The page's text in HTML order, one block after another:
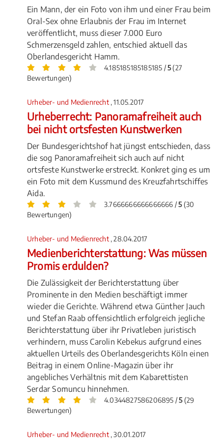
Ein Mann, der ein Foto von ihm und einer Frau beim
Oral-Sex ohne Erlaubnis der Frau im Internet
veröffentlicht, muss dieser 7.000 Euro
Schmerzensgeld zahlen, entschied aktuell das
Oberlandesgericht Hamm.
4.185185185185185 /5(27
Bewertungen)
Urheber- und Medienrecht , 11.05.2017
Urheberrecht: Panoramafreiheit auch
bei nicht ortsfesten Kunstwerken
Der Bundesgerichtshof hat jüngst entschieden, dass
die sog Panoramafreiheit sich auch auf nicht
ortsfeste Kunstwerke erstreckt. Konkret ging es um
ein Foto mit dem Kussmund des Kreuzfahrtschiffes
Aida.
3.7666666666666666 /5(30
Bewertungen)
Urheber- und Medienrecht , 28.04.2017
Medienberichterstattung: Was müssen
Promis erdulden?
Die Zulässigkeit der Berichterstattung über
Prominente in den Medien beschäftigt immer
wieder die Gerichte. Während etwa Günther Jauch
und Stefan Raab offensichtlich erfolgreich jegliche
Berichterstattung über ihr Privatleben juristisch
verhindern, muss Carolin Kebekus aufgrund eines
aktuellen Urteils des Oberlandesgerichts Köln einen
Beitrag in einem Online-Magazin über ihr
angebliches Verhältnis mit dem Kabarettisten
Serdar Somuncu hinnehmen.
4.0344827586206895 /5(29
Bewertungen)
Urheber- und Medienrecht , 30.01.2017